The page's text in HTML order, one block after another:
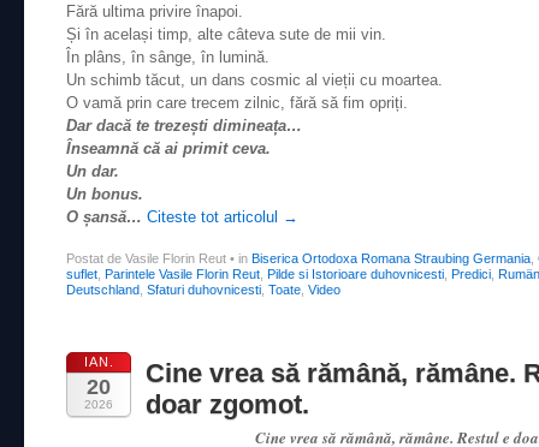
Fără ultima privire înapoi.
Și în același timp, alte câteva sute de mii vin.
În plâns, în sânge, în lumină.
Un schimb tăcut, un dans cosmic al vieții cu moartea.
O vamă prin care trecem zilnic, fără să fim opriți.
Dar dacă te trezești dimineața…
Înseamnă că ai primit ceva.
Un dar.
Un bonus.
O șansă… Citeste tot articolul →
Postat de Vasile Florin Reut • in Biserica Ortodoxa Romana Straubing Germania
suflet
Parintele Vasile Florin Reut Pilde si Istorioare duhovnicesti Predici
Deutschland Sfaturi duhovnicesti Toate Video
IAN.
20
2026
Cine vrea să rămână, rămâne.
doar zgomot.
Cine vrea să rămână, rămâne. Restul e